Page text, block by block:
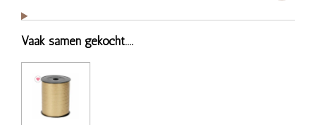
Vaak samen gekocht....